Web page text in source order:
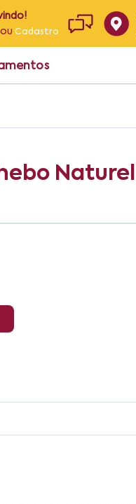
ouCadastro